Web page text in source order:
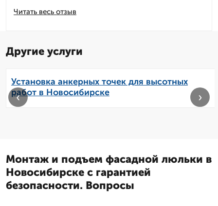
Читать весь отзыв
Другие услуги
Установка анкерных точек для высотных
работ в Новосибирске
‹ ›
Монтаж и подъем фасадной люльки в
Новосибирске с гарантией
безопасности. Вопросы